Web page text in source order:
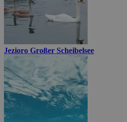
Jezioro Großer Scheibelsee